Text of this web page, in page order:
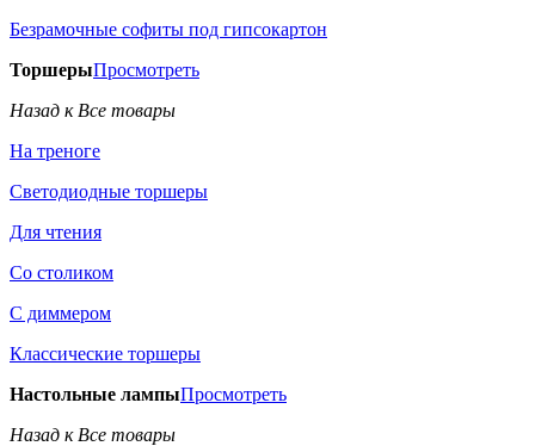
Безрамочные софиты под гипсокартон
ТоршерыПросмотреть
Назад к Все товары
На треноге
Светодиодные торшеры
Для чтения
Со столиком
С диммером
Классические торшеры
Настольные лампыПросмотреть
Назад к Все товары